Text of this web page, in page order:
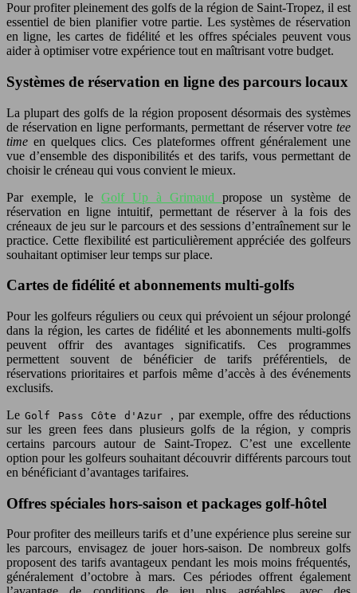
Pour profiter pleinement des golfs de la région de Saint-Tropez, il est
essentiel de bien planifier votre partie. Les systèmes de réservation
en ligne, les cartes de fidélité et les offres spéciales peuvent vous
aider à optimiser votre expérience tout en maîtrisant votre budget.
Systèmes de réservation en ligne des parcours locaux
La plupart des golfs de la région proposent désormais des systèmes
de réservation en ligne performants, permettant de réserver votre tee
time en quelques clics. Ces plateformes offrent généralement une
vue d’ensemble des disponibilités et des tarifs, vous permettant de
choisir le créneau qui vous convient le mieux.
Par exemple, le Golf Up à Grimaud propose un système de
réservation en ligne intuitif, permettant de réserver à la fois des
créneaux de jeu sur le parcours et des sessions d’entraînement sur le
practice. Cette flexibilité est particulièrement appréciée des golfeurs
souhaitant optimiser leur temps sur place.
Cartes de fidélité et abonnements multi-golfs
Pour les golfeurs réguliers ou ceux qui prévoient un séjour prolongé
dans la région, les cartes de fidélité et les abonnements multi-golfs
peuvent offrir des avantages significatifs. Ces programmes
permettent souvent de bénéficier de tarifs préférentiels, de
réservations prioritaires et parfois même d’accès à des événements
exclusifs.
Le Golf Pass Côte d'Azur , par exemple, offre des réductions
sur les green fees dans plusieurs golfs de la région, y compris
certains parcours autour de Saint-Tropez. C’est une excellente
option pour les golfeurs souhaitant découvrir différents parcours tout
en bénéficiant d’avantages tarifaires.
Offres spéciales hors-saison et packages golf-hôtel
Pour profiter des meilleurs tarifs et d’une expérience plus sereine sur
les parcours, envisagez de jouer hors-saison. De nombreux golfs
proposent des tarifs avantageux pendant les mois moins fréquentés,
généralement d’octobre à mars. Ces périodes offrent également